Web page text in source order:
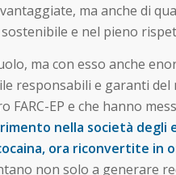
ma anche di
e nel pieno
ma con esso anche
responsabili e garanti
EP e che hanno
nella società
ora riconvertite in
non solo a generare